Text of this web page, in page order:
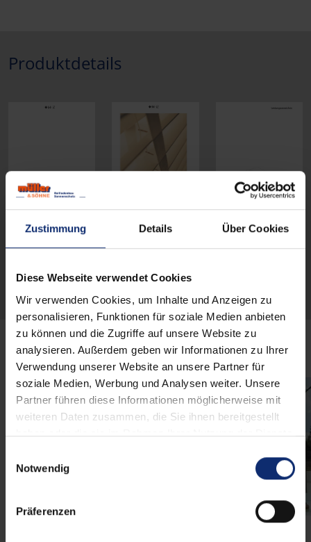
Zustimmung Details Über Cookies
Diese Webseite verwendet Cookies
Wir verwenden Cookies, um Inhalte und Anzeigen zu
personalisieren, Funktionen für soziale Medien anbieten
zu können und die Zugriffe auf unsere Website zu
analysieren. Außerdem geben wir Informationen zu Ihrer
Verwendung unserer Website an unsere Partner für
soziale Medien, Werbung und Analysen weiter. Unsere
Partner führen diese Informationen möglicherweise mit
weiteren Daten zusammen, die Sie ihnen bereitgestellt
haben oder die sie im Rahmen Ihrer Nutzung der Dienste
Notwendig
Präferenzen
Produktdetails
Horizontale
Jalousien
Horizontale
Jalousien aus
Holz
Vertikale
Produktbilder